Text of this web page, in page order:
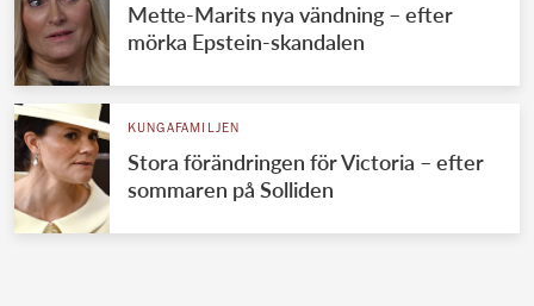
Mette-Marits nya vändning – efter
mörka Epstein-skandalen
KUNGAFAMILJEN
Stora förändringen för Victoria – efter
sommaren på Solliden